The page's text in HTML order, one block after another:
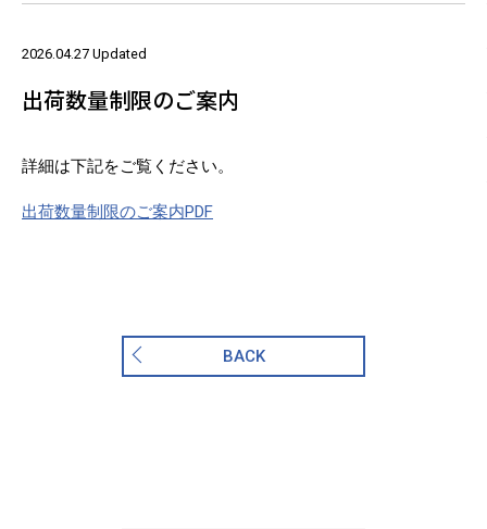
2026.04.27 Updated
出荷数量制限のご案内
詳細は下記をご覧ください。
出荷数量制限のご案内PDF
BACK